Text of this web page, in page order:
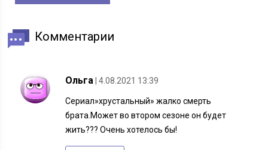
Комментарии
Ольга | 4.08.2021 13:39
Сериал»хрустальный» жалко смерть
брата.Может во втором сезоне он будет
жить??? Очень хотелось бы!